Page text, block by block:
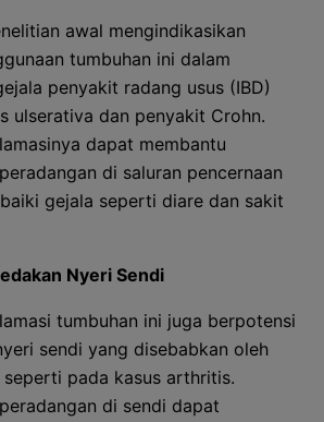
awal mengindikasikan
tumbuhan ini dalam
penyakit radang usus (IBD)
ulserativa dan penyakit Crohn.
dapat membantu
di saluran pencernaan
gejala seperti diare dan sakit
Nyeri Sendi
tumbuhan ini juga berpotensi
sendi yang disebabkan oleh
seperti pada kasus arthritis.
di sendi dapat